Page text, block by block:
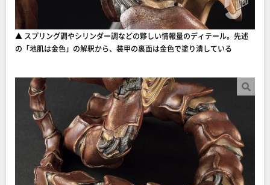
▲ スプリング調やシリンダー調などの夥しい情報量のディテール。先述
の「地肌は金色」の解釈から、装甲の裏面は金色で塗り潰している